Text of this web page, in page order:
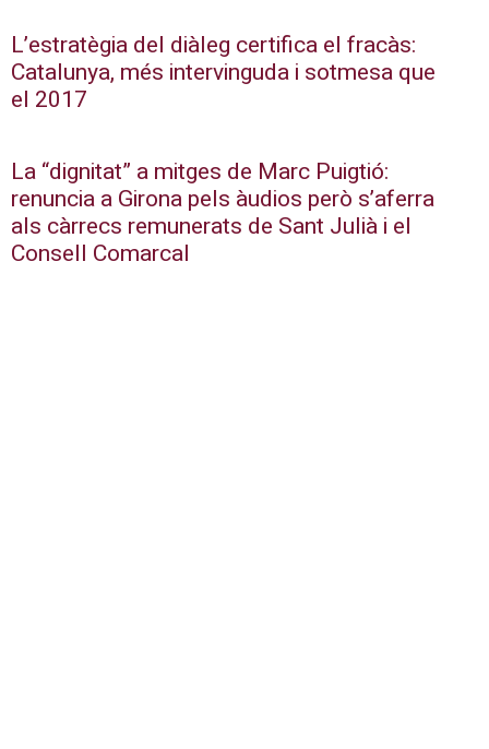
L’estratègia del diàleg certifica el fracàs:
Catalunya, més intervinguda i sotmesa que
el 2017
La “dignitat” a mitges de Marc Puigtió:
renuncia a Girona pels àudios però s’aferra
als càrrecs remunerats de Sant Julià i el
Consell Comarcal